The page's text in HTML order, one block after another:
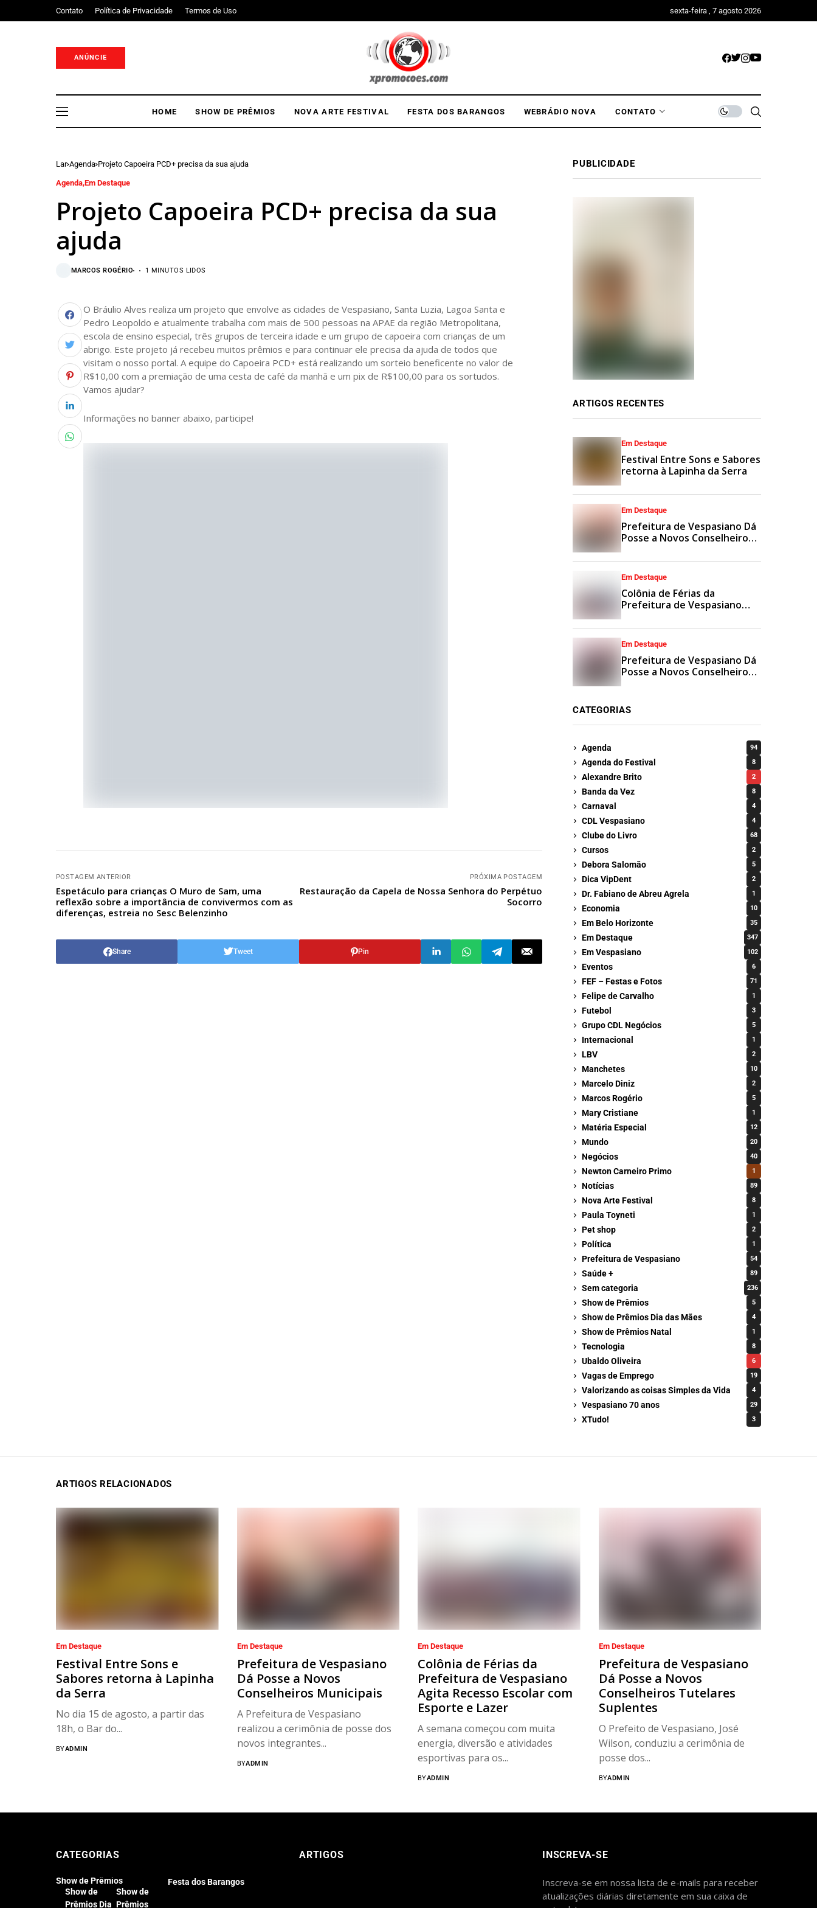
Contato Política de Privacidade Termos de Uso sexta-feira , 7 agosto 2026
ANÚNCIE
HOME SHOW DE PRÊMIOS NOVA ARTE FESTIVAL FESTA DOS BARANGOS WEBRÁDIO NOVA CONTATO
Lar Agenda Projeto Capoeira PCD+ precisa da sua ajuda
Agenda Em Destaque
Projeto Capoeira PCD+ precisa da sua
ajuda
MARCOS ROGÉRIO 1 MINUTOS LIDOS
O Bráulio Alves realiza um projeto que envolve as cidades de Vespasiano, Santa Luzia, Lagoa Santa e
Pedro Leopoldo e atualmente trabalha com mais de 500 pessoas na APAE da região Metropolitana,
escola de ensino especial, três grupos de terceira idade e um grupo de capoeira com crianças de um
abrigo. Este projeto já recebeu muitos prêmios e para continuar ele precisa da ajuda de todos que
visitam o nosso portal. A equipe do Capoeira PCD+ está realizando um sorteio beneficente no valor de
R$10,00 com a premiação de uma cesta de café da manhã e um pix de R$100,00 para os sortudos.
Vamos ajudar?
Informações no banner abaixo, participe!
POSTAGEM ANTERIOR
Espetáculo para crianças O Muro de Sam, uma
reflexão sobre a importância de convivermos com as
diferenças, estreia no Sesc Belenzinho
PRÓXIMA POSTAGEM
Restauração da Capela de Nossa Senhora do Perpétuo
Socorro
Share Tweet Pin
PUBLICIDADE
ARTIGOS RECENTES
Em Destaque
Festival Entre Sons e Sabores
retorna à Lapinha da Serra
Em Destaque
Prefeitura de Vespasiano Dá
Posse a Novos Conselheiros
Em Destaque
Colônia de Férias da
Prefeitura de Vespasiano
Esporte e Lazer
Em Destaque
Prefeitura de Vespasiano Dá
Posse a Novos Conselheiros
CATEGORIAS
Agenda 94
Agenda do Festival 8
Alexandre Brito 2
Banda da Vez 8
Carnaval 4
CDL Vespasiano 4
Clube do Livro 68
Cursos 2
Debora Salomão 5
Dica VipDent 2
Dr. Fabiano de Abreu Agrela 1
Economia 10
Em Belo Horizonte 35
Em Destaque 347
Em Vespasiano 102
Eventos 6
FEF – Festas e Fotos 71
Felipe de Carvalho 1
Futebol 3
Grupo CDL Negócios 5
Internacional 1
LBV 2
Manchetes 10
Marcelo Diniz 2
Marcos Rogério 5
Mary Cristiane 1
Matéria Especial 12
Mundo 20
Negócios 40
Newton Carneiro Primo 1
Notícias 89
Nova Arte Festival 8
Paula Toyneti 1
Pet shop 2
Política 1
Prefeitura de Vespasiano 54
Saúde + 89
Sem categoria 236
Show de Prêmios 5
Show de Prêmios Dia das Mães 4
Show de Prêmios Natal 1
Tecnologia 8
Ubaldo Oliveira 6
Vagas de Emprego 19
Valorizando as coisas Simples da Vida 4
Vespasiano 70 anos 29
XTudo! 3
ARTIGOS RELACIONADOS
Em Destaque
Festival Entre Sons e
Sabores retorna à Lapinha
da Serra
No dia 15 de agosto, a partir das
18h, o Bar do...
BYADMIN
Em Destaque
Prefeitura de Vespasiano
Dá Posse a Novos
Conselheiros Municipais
A Prefeitura de Vespasiano
realizou a cerimônia de posse dos
novos integrantes...
BYADMIN
Em Destaque
Colônia de Férias da
Prefeitura de Vespasiano
Agita Recesso Escolar com
Esporte e Lazer
A semana começou com muita
energia, diversão e atividades
esportivas para os...
BYADMIN
Em Destaque
Prefeitura de Vespasiano
Dá Posse a Novos
Conselheiros Tutelares
Suplentes
O Prefeito de Vespasiano, José
Wilson, conduziu a cerimônia de
posse dos...
BYADMIN
CATEGORIAS
Show de Prêmios
Show de
Prêmios Dia
Show de
Prêmios
Festa dos Barangos
ARTIGOS INSCREVA-SE
Inscreva-se em nossa lista de e-mails para receber
atualizações diárias diretamente em sua caixa de